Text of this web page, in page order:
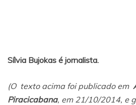
Sílvia Bujokas é jornalista.
(O texto acima foi publicado em
Piracicabana, em 21/10/2014, e